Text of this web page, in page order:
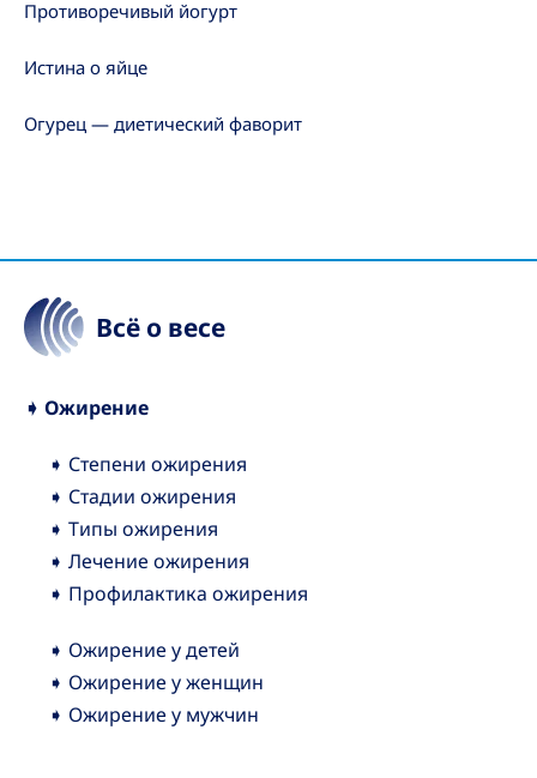
Противоречивый йогурт
Истина о яйце
Огурец — диетический фаворит
Всё о весе
➧ Ожирение
➧ Степени ожирения
➧ Стадии ожирения
➧ Типы ожирения
➧ Лечение ожирения
➧ Профилактика ожирения
➧ Ожирение у детей
➧ Ожирение у женщин
➧ Ожирение у мужчин